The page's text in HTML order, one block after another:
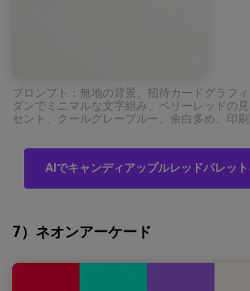
プロンプト：無地の背景、招待カードグラフ
ダンでミニマルな文字組み、ベリーレッドの
セント、クールグレーブルー。余白多め、印
AIでキャンディアップルレッドパレッ
7）ネオンアーケード